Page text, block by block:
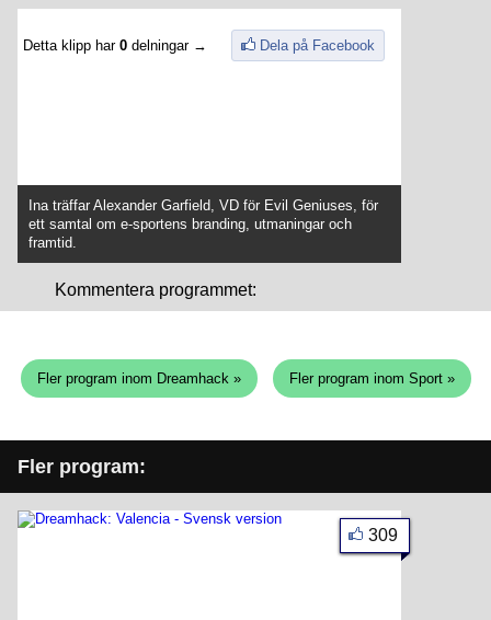
Detta klipp har 0 delningar → Dela på Facebook
Ina träffar Alexander Garfield, VD för Evil Geniuses, för
ett samtal om e-sportens branding, utmaningar och
framtid.
Kommentera programmet:
Fler program inom Dreamhack » Fler program inom Sport »
Fler program:
309